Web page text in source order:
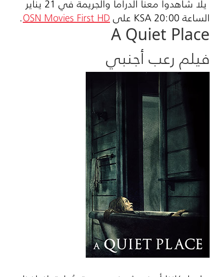
الساعة 20:00 KSA علىOSN Movies First HD
.
A Quiet Place
فيلم رعب أجنبي